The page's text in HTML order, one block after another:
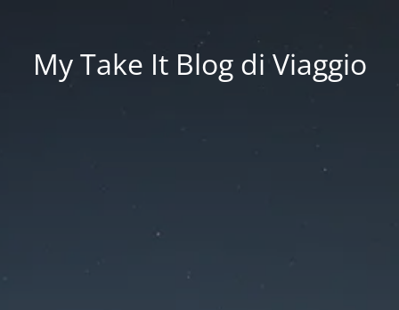
My Take It Blog di Viaggio